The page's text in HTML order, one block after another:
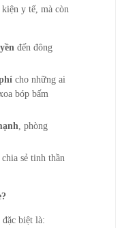
y tế, mà còn
đến đông
cho những ai
bóp bấm
, phòng
sẻ tinh thần
biệt là: